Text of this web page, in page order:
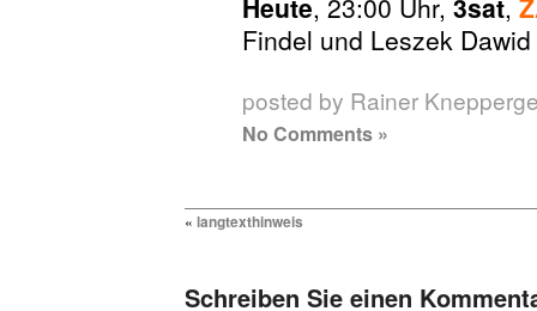
Heute, 23:00 Uhr, 3sat,
Findel und Leszek Dawid
posted by Rainer
No Comments »
« langtexthinweis
Schreiben Sie einen